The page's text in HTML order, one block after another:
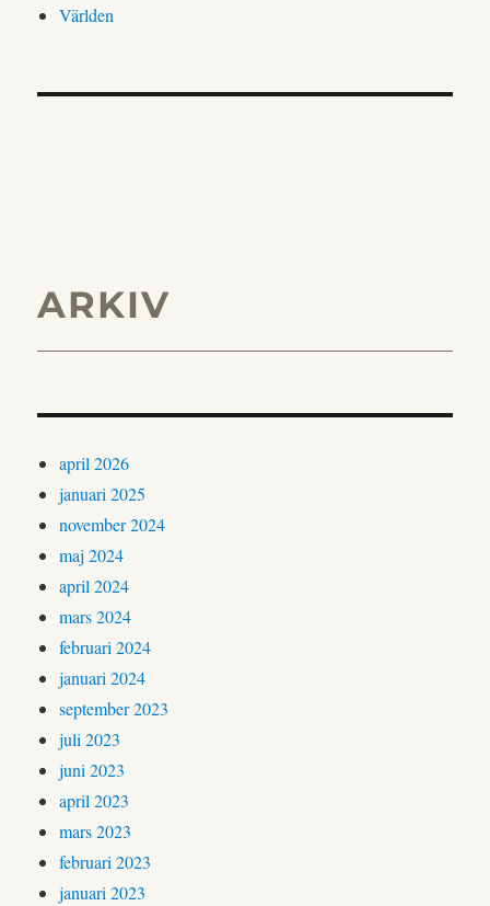
Världen
ARKIV
april 2026
januari 2025
november 2024
maj 2024
april 2024
mars 2024
februari 2024
januari 2024
september 2023
juli 2023
juni 2023
april 2023
mars 2023
februari 2023
januari 2023